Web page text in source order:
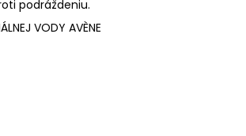
podráždeniu.
VODY AVÈNE